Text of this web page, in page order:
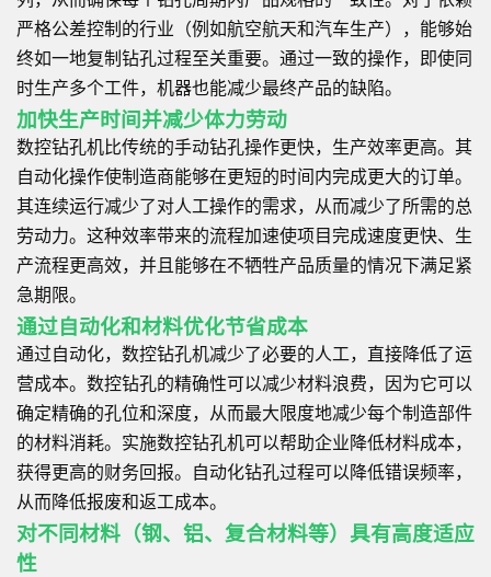
严格公差控制的行业（例如航空航天和汽车生产），能够始
终如一地复制钻孔过程至关重要。通过一致的操作，即使同
时生产多个工件，机器也能减少最终产品的缺陷。
加快生产时间并减少体力劳动
数控钻孔机比传统的手动钻孔操作更快，生产效率更高。其
自动化操作使制造商能够在更短的时间内完成更大的订单。
其连续运行减少了对人工操作的需求，从而减少了所需的总
劳动力。这种效率带来的流程加速使项目完成速度更快、生
产流程更高效，并且能够在不牺牲产品质量的情况下满足紧
急期限。
通过自动化和材料优化节省成本
通过自动化，数控钻孔机减少了必要的人工，直接降低了运
营成本。数控钻孔的精确性可以减少材料浪费，因为它可以
确定精确的孔位和深度，从而最大限度地减少每个制造部件
的材料消耗。实施数控钻孔机可以帮助企业降低材料成本，
获得更高的财务回报。自动化钻孔过程可以降低错误频率，
从而降低报废和返工成本。
对不同材料（钢、铝、复合材料等）具有高度适应
性